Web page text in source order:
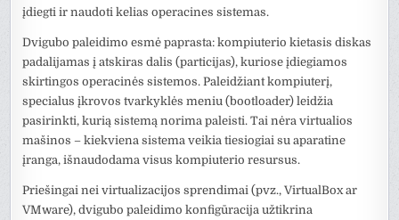
įdiegti ir naudoti kelias operacines sistemas.
Dvigubo paleidimo esmė paprasta: kompiuterio kietasis diskas
padalijamas į atskiras dalis (particijas), kuriose įdiegiamos
skirtingos operacinės sistemos. Paleidžiant kompiuterį,
specialus įkrovos tvarkyklės meniu (bootloader) leidžia
pasirinkti, kurią sistemą norima paleisti. Tai nėra virtualios
mašinos – kiekviena sistema veikia tiesiogiai su aparatine
įranga, išnaudodama visus kompiuterio resursus.
Priešingai nei virtualizacijos sprendimai (pvz., VirtualBox ar
VMware), dvigubo paleidimo konfigūracija užtikrina